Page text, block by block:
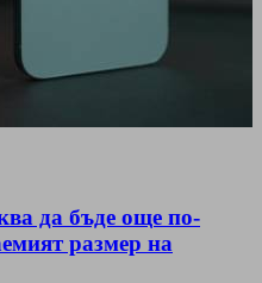
да бъде още по-
размер на